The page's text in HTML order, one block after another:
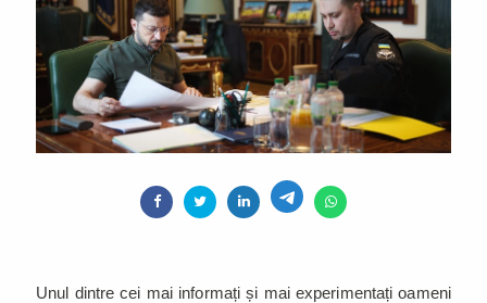
Unul dintre cei mai informați și mai experimentați oameni